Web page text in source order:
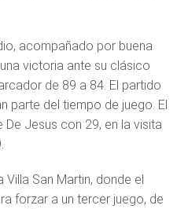
acompañado por buena
victoria ante su clásico
de 89 a 84. El partido
parte del tiempo de juego. El
Jesus con 29, en la visita
San Martin, donde el
forzar a un tercer juego, de